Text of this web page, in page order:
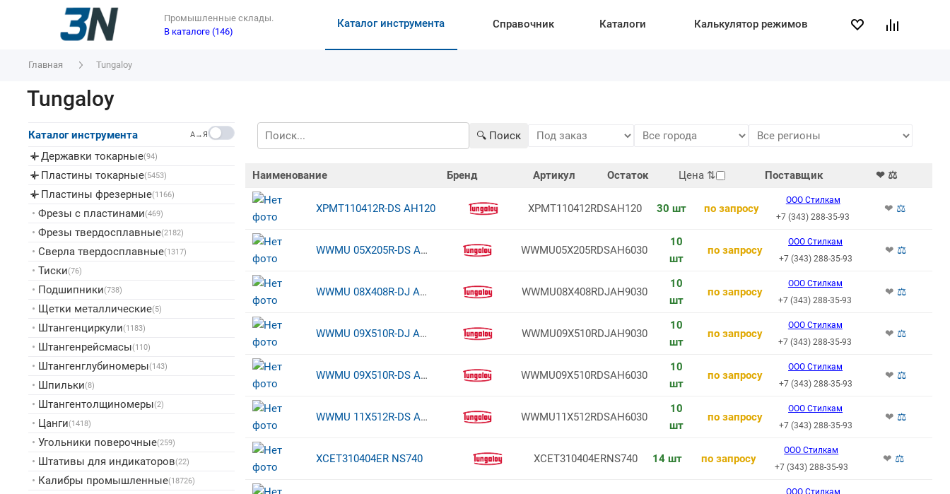
Промышленные склады.
В каталоге (146)
Каталог инструмента Справочник Каталоги Калькулятор режимов
Главная Tungaloy
Tungaloy
Каталог инструмента A→Я
▸ Державки токарные(94)
▸ Пластины токарные(5453)
▸ Пластины фрезерные(1166)
• Фрезы с пластинами(469)
• Фрезы твердосплавные(2182)
• Сверла твердосплавные(1317)
• Тиски(76)
• Подшипники(738)
• Щетки металлические(5)
• Штангенциркули(1183)
• Штангенрейсмасы(110)
• Штангенглубиномеры(143)
• Шпильки(8)
• Штангентолщиномеры(2)
• Цанги(1418)
• Угольники поверочные(259)
• Штативы для индикаторов(22)
• Калибры промышленные(18726)
🔍︎ Поиск
Наименование Бренд Артикул Остаток Цена ⇅ Поставщик ❤ ⚖
XPMT110412R-DS AH120 XPMT110412RDSAH120 30 шт по запросу
ООО Стилкам
+7 (343) 288-35-93
❤ ⚖
WWMU 05X205R-DS AH6030 WWMU05X205RDSAH6030
10
шт
по запросу
ООО Стилкам
+7 (343) 288-35-93
❤ ⚖
WWMU 08X408R-DJ AH9030 WWMU08X408RDJAH9030
10
шт
по запросу
ООО Стилкам
+7 (343) 288-35-93
❤ ⚖
WWMU 09X510R-DJ AH9030 WWMU09X510RDJAH9030
10
шт
по запросу
ООО Стилкам
+7 (343) 288-35-93
❤ ⚖
WWMU 09X510R-DS AH6030 WWMU09X510RDSAH6030
10
шт
по запросу
ООО Стилкам
+7 (343) 288-35-93
❤ ⚖
WWMU 11X512R-DS AH6030 WWMU11X512RDSAH6030
10
шт
по запросу
ООО Стилкам
+7 (343) 288-35-93
❤ ⚖
XCET310404ER NS740 XCET310404ERNS740 14 шт по запросу
ООО Стилкам
+7 (343) 288-35-93
❤ ⚖
ООО Стилкам